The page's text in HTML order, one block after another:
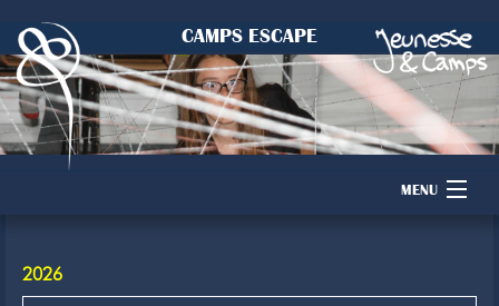
CAMPS ESCAPE
MENU
Camps
2026